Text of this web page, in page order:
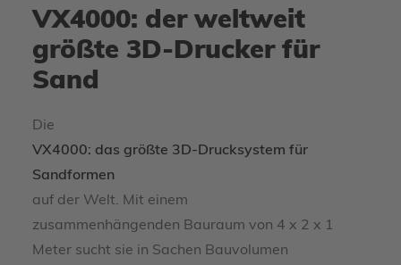
VX4000: der weltweit
größte 3D-Drucker für
Sand
Die
VX4000: das größte 3D-Drucksystem für
Sandformen
auf der Welt. Mit einem
zusammenhängenden Bauraum von 4 x 2 x 1
Meter sucht sie in Sachen Bauvolumen